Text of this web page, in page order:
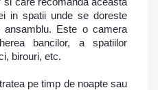
in spatii unde se doreste
ansamblu. Este o camera
bancilor, a spatiilor
birouri, etc.
pe timp de noapte sau